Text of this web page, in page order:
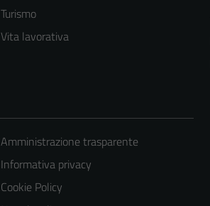
Turismo
Vita lavorativa
Amministrazione trasparente
Informativa privacy
Cookie Policy